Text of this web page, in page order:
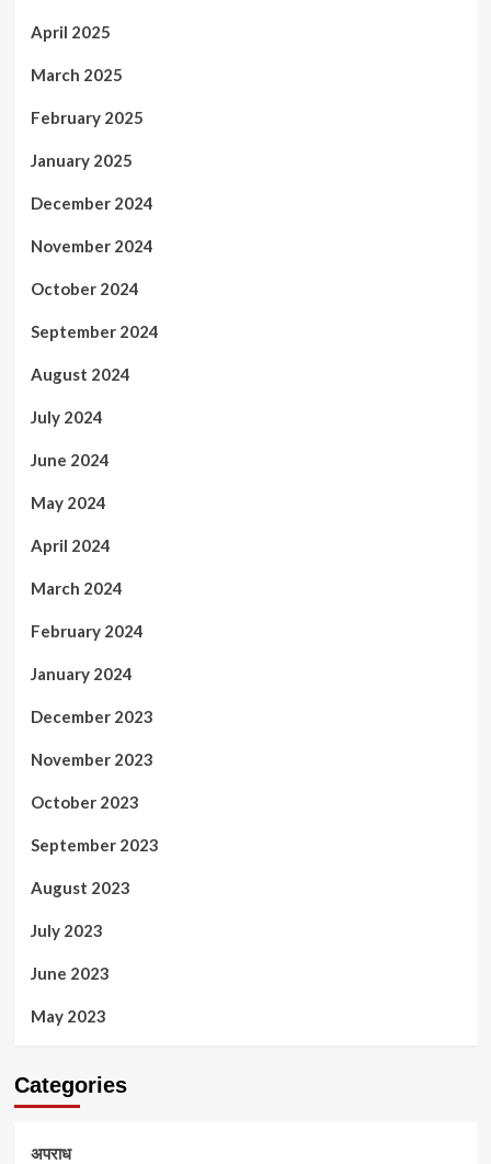
April 2025
March 2025
February 2025
January 2025
December 2024
November 2024
October 2024
September 2024
August 2024
July 2024
June 2024
May 2024
April 2024
March 2024
February 2024
January 2024
December 2023
November 2023
October 2023
September 2023
August 2023
July 2023
June 2023
May 2023
Categories
अपराध